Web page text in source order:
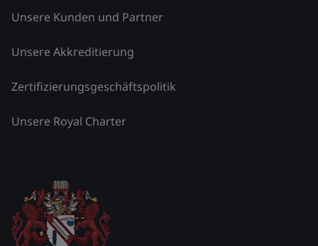
Unsere Kunden und Partner
Unsere Akkreditierung
Zertifizierungsgeschäftspolitik
Unsere Royal Charter